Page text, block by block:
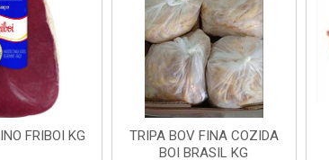
FRIBOI KG
TRIPA BOV FINA COZIDA
BOI BRASIL KG